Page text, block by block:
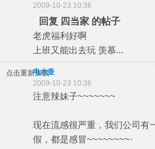
2009-10-23 10:36
回复 四当家 的帖子
老虎福利好啊
上班又能出去玩 羡慕...
点击重新加载
电水壶
2009-10-23 10:36
注意辣妹子~~~~~~~
现在流感很严重，我们公司有
假，都是感冒~~~~~~~~·